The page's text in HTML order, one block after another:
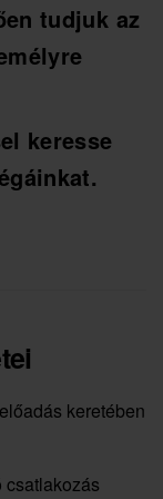
tudjuk az
keresse
előadás keretében
csatlakozás